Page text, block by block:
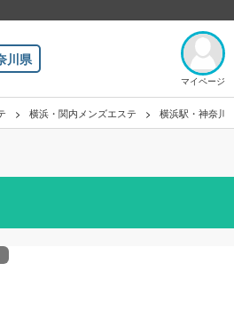
川県
マイページ
横浜・関内メンズエステ 横浜駅・神奈川